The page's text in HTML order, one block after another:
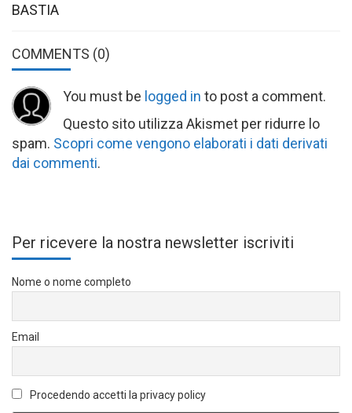
BASTIA
COMMENTS (0)
You must be logged in to post a comment.
Questo sito utilizza Akismet per ridurre lo
spam. Scopri come vengono elaborati i dati derivati
dai commenti.
Per ricevere la nostra newsletter iscriviti
Nome o nome completo
Email
Procedendo accetti la privacy policy